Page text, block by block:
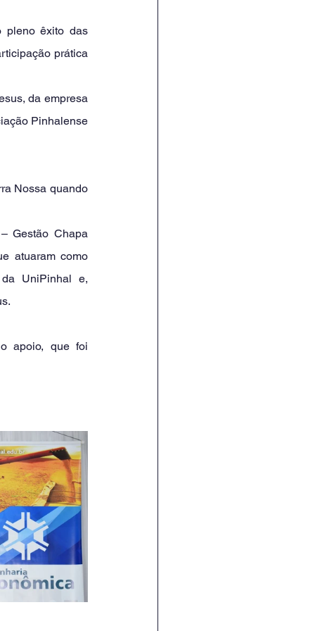
prática
Pinhalense
atuaram como
UniPinhal e,
apoio, que foi